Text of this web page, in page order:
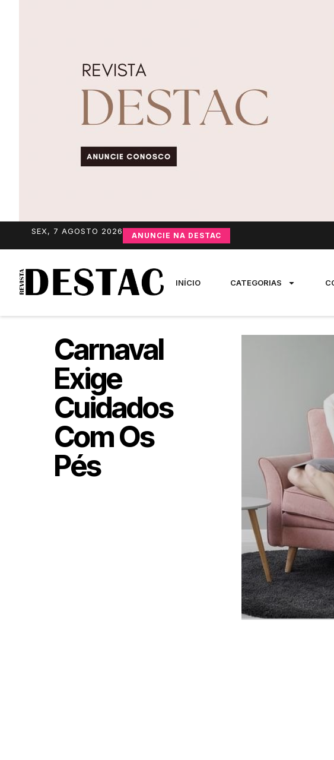
SEX, 7 AGOSTO 2026 ANUNCIE NA DESTAC
INÍCIO CATEGORIAS
Carnaval
Exige
Cuidados
Com Os
Pés